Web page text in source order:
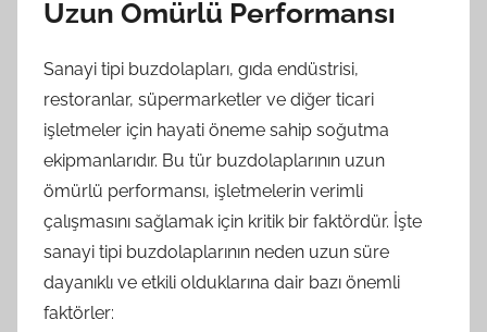
Uzun Ömürlü Performansı
Sanayi tipi buzdolapları, gıda endüstrisi,
restoranlar, süpermarketler ve diğer ticari
işletmeler için hayati öneme sahip soğutma
ekipmanlarıdır. Bu tür buzdolaplarının uzun
ömürlü performansı, işletmelerin verimli
çalışmasını sağlamak için kritik bir faktördür. İşte
sanayi tipi buzdolaplarının neden uzun süre
dayanıklı ve etkili olduklarına dair bazı önemli
faktörler: